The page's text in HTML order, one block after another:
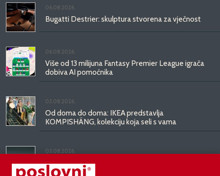
06.08.2026.
Bugatti Destrier: skulptura stvorena za vječnost
06.08.2026.
Više od 13 milijuna Fantasy Premier League igrača
dobiva AI pomoćnika
03.08.2026.
Od doma do doma: IKEA predstavlja
KOMPISHÄNG, kolekciju koja seli s vama
03.08.2026.
Kineski BYD predstavio luksuznu limuzinu veću od
Mercedesove S-klase, obećava domet do 1.000